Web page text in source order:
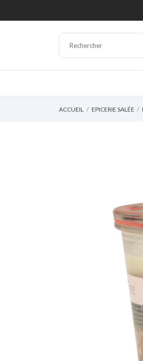
ACCUEIL EPICERIE SALÉE